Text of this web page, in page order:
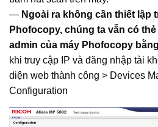
— Ngoài ra không cần thiết lập
Phofocopy, chúng ta vẫn có
admin của máy Phofocopy
khi truy cập IP và đăng nhập tài
diện web thành công > Devices
Configuration